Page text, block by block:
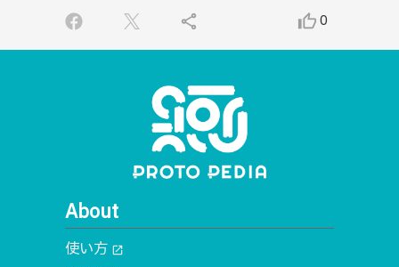
share thumb_up_alt0
About
使い方 open_in_new